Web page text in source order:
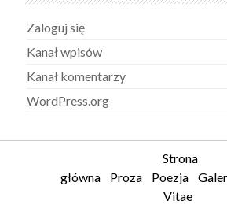
Zaloguj się
Kanał wpisów
Kanał komentarzy
WordPress.org
Strona
główna
Proza Poezja
Vitae